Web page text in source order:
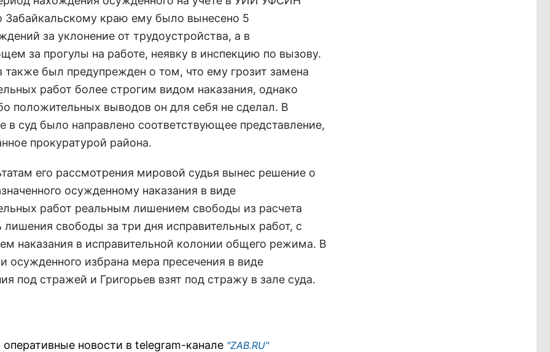
Забайкальскому краю ему было вынесено 5
за уклонение от трудоустройства, а в
за прогулы на работе, неявку в инспекцию по вызову.
также был предупрежден о том, что ему грозит замена
работ более строгим видом наказания, однако
положительных выводов он для себя не сделал. В
в суд было направлено соответствующее представление,
прокуратурой района.
его рассмотрения мировой судья вынес решение о
осужденному наказания в виде
работ реальным лишением свободы из расчета
лишения свободы за три дня исправительных работ, с
наказания в исправительной колонии общего режима. В
осужденного избрана мера пресечения в виде
под стражей и Григорьев взят под стражу в зале суда.
новости в telegram-канале "ZAB.RU"